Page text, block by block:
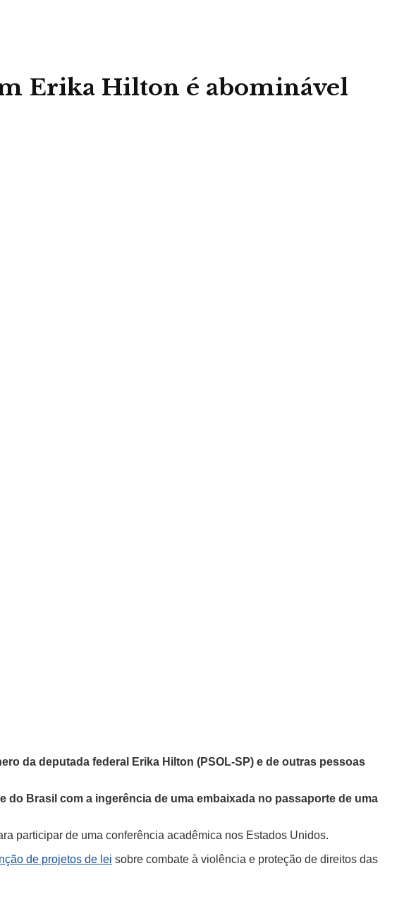
Erika Hilton é abominável
da deputada federal Erika Hilton (PSOL-SP) e de outras pessoas
Brasil com a ingerência de uma embaixada no passaporte de uma
participar de uma conferência acadêmica nos Estados Unidos.
de projetos de lei sobre combate à violência e proteção de direitos das